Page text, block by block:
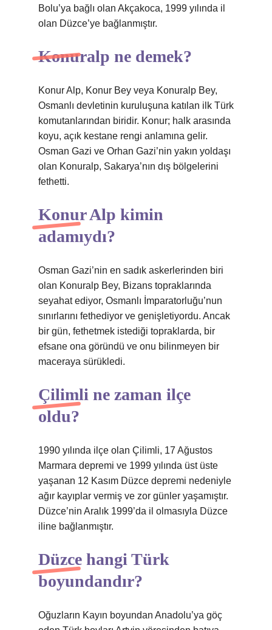
Bolu’ya bağlı olan Akçakoca, 1999 yılında il
olan Düzce’ye bağlanmıştır.
Konuralp ne demek?
Konur Alp, Konur Bey veya Konuralp Bey,
Osmanlı devletinin kuruluşuna katılan ilk Türk
komutanlarından biridir. Konur; halk arasında
koyu, açık kestane rengi anlamına gelir.
Osman Gazi ve Orhan Gazi’nin yakın yoldaşı
olan Konuralp, Sakarya’nın dış bölgelerini
fethetti.
Konur Alp kimin
adamıydı?
Osman Gazi’nin en sadık askerlerinden biri
olan Konuralp Bey, Bizans topraklarında
seyahat ediyor, Osmanlı İmparatorluğu’nun
sınırlarını fethediyor ve genişletiyordu. Ancak
bir gün, fethetmek istediği topraklarda, bir
efsane ona göründü ve onu bilinmeyen bir
maceraya sürükledi.
Çilimli ne zaman ilçe
oldu?
1990 yılında ilçe olan Çilimli, 17 Ağustos
Marmara depremi ve 1999 yılında üst üste
yaşanan 12 Kasım Düzce depremi nedeniyle
ağır kayıplar vermiş ve zor günler yaşamıştır.
Düzce’nin Aralık 1999’da il olmasıyla Düzce
iline bağlanmıştır.
Düzce hangi Türk
boyundandır?
Oğuzların Kayın boyundan Anadolu’ya göç